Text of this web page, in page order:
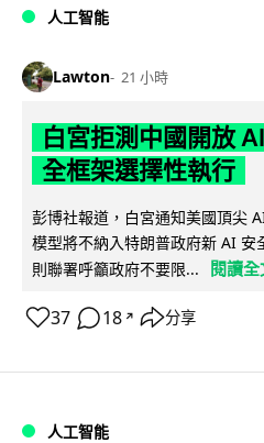
人工智能
Lawton 21 小時
白宮拒測中國開放
全框架選擇性執行
彭博社報道，白宮通知美國頂尖
模型將不納入特朗普政府新 AI 安
則聯署呼籲政府不要限...
閱讀全
37 18 ↗ 分享
人工智能